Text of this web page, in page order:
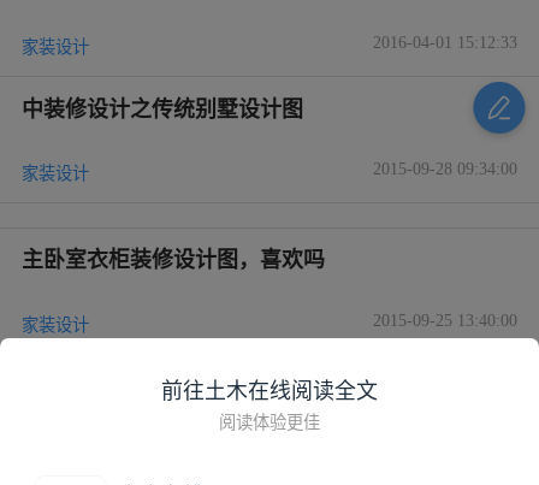
家装设计 2016-04-01 15:12:33
中装修设计之传统别墅设计图
家装设计 2015-09-28 09:34:00
主卧室衣柜装修设计图，喜欢吗
家装设计 2015-09-25 13:40:00
有没有这种户型房子装修设计图纸？？？跪
前往土木在线阅读全文
阅读体验更佳